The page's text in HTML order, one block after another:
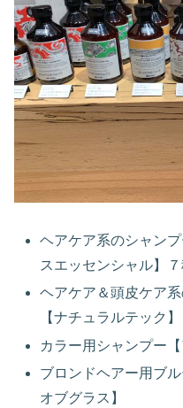
ヘアケア系のシャン
スエッセンシャル】
ヘアケア＆頭皮ケア
【ナチュラルテック
カラー用シャンプー
ブロンドヘアー用ブ
オブグラス】